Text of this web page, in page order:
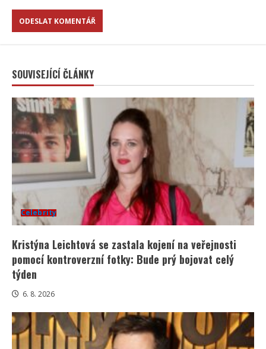
SOUVISEJÍCÍ ČLÁNKY
Celebrity
Kristýna Leichtová se zastala kojení na veřejnosti
pomocí kontroverzní fotky: Bude prý bojovat celý
týden
6. 8. 2026